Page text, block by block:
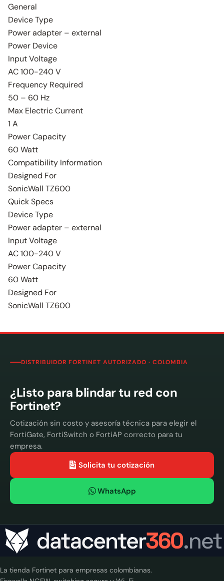
General
Device Type
Power adapter – external
Power Device
Input Voltage
AC 100-240 V
Frequency Required
50 – 60 Hz
Max Electric Current
1 A
Power Capacity
60 Watt
Compatibility Information
Designed For
SonicWall TZ600
Quick Specs
Device Type
Power adapter – external
Input Voltage
AC 100-240 V
Power Capacity
60 Watt
Designed For
SonicWall TZ600
DISTRIBUIDOR FORTINET AUTORIZADO · COLOMBIA
¿Listo para blindar tu red con
Fortinet?
Cotización sin costo y asesoría técnica para elegir el
FortiGate, FortiSwitch o FortiAP correcto para tu
empresa.
Solicita tu cotización
WhatsApp
La tienda Fortinet para empresas colombianas.